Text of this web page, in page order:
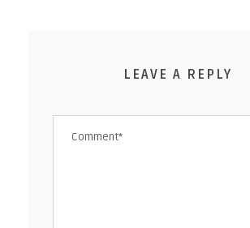
LEAVE A REPLY